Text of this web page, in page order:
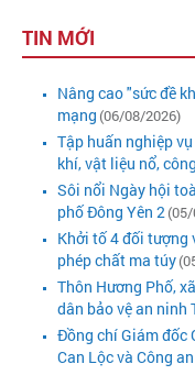
TIN MỚI
Nâng cao "sức đề
mạng (06/08/2026)
Tập huấn nghiệp
khí, vật liệu nổ,
Sôi nổi Ngày hội
phố Đông Yên 2
Khởi tố 4 đối tượng
phép chất ma túy
Thôn Hương Phố,
dân bảo vệ an ninh
Đồng chí Giám đốc
Can Lộc và Công